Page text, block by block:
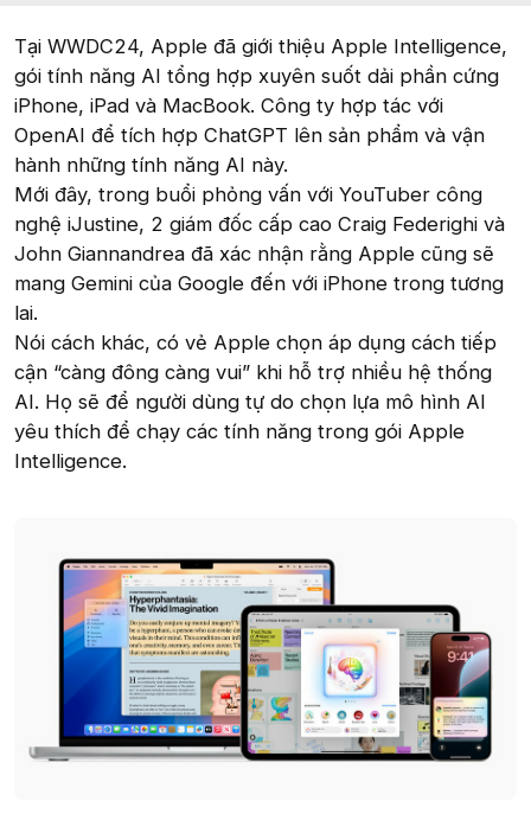
Tại WWDC24, Apple đã giới thiệu Apple Intelligence,
gói tính năng AI tổng hợp xuyên suốt dải phần cứng
iPhone, iPad và MacBook. Công ty hợp tác với
OpenAI để tích hợp ChatGPT lên sản phẩm và vận
hành những tính năng AI này.
Mới đây, trong buổi phỏng vấn với YouTuber công
nghệ iJustine, 2 giám đốc cấp cao Craig Federighi và
John Giannandrea đã xác nhận rằng Apple cũng sẽ
mang Gemini của Google đến với iPhone trong tương
lai.
Nói cách khác, có vẻ Apple chọn áp dụng cách tiếp
cận “càng đông càng vui” khi hỗ trợ nhiều hệ thống
AI. Họ sẽ để người dùng tự do chọn lựa mô hình AI
yêu thích để chạy các tính năng trong gói Apple
Intelligence.